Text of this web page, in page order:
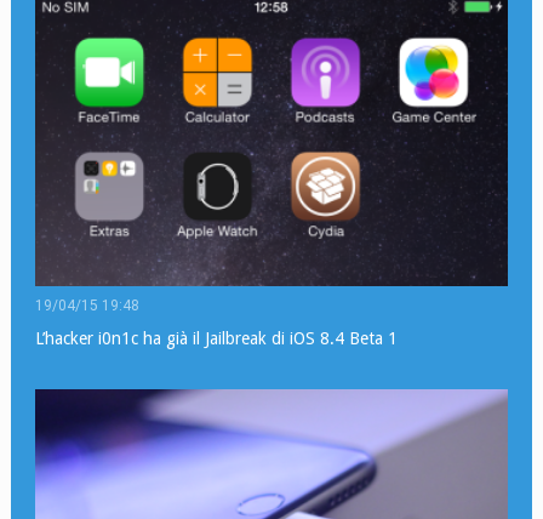
19/04/15 19:48
L’hacker i0n1c ha già il Jailbreak di iOS 8.4 Beta 1